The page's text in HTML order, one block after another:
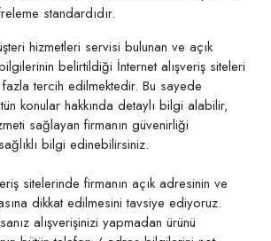
standardıdır.
hizmetleri servisi bulunan ve açık
belirtildiği İnternet alışveriş siteleri
tercih edilmektedir. Bu sayede
konular hakkında detaylı bilgi alabilir,
sağlayan firmanın güvenirliği
bilgi edinebilirsiniz.
sitelerinde firmanın açık adresinin ve
dikkat edilmesini tavsiye ediyoruz.
alışverişinizi yapmadan ürünü